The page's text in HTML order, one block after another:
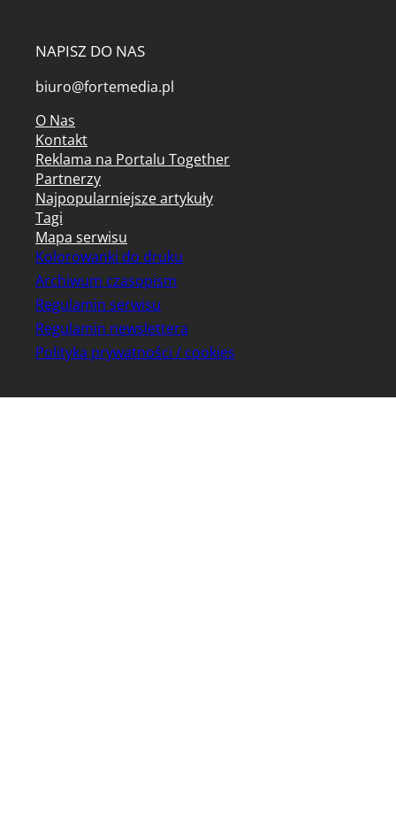
NAPISZ DO NAS
biuro@fortemedia.pl
O Nas
Kontakt
Reklama na Portalu Together
Partnerzy
Najpopularniejsze artykuły
Tagi
Mapa serwisu
Kolorowanki do druku
Archiwum czasopism
Regulamin serwisu
Regulamin newslettera
Polityka prywatności / cookies